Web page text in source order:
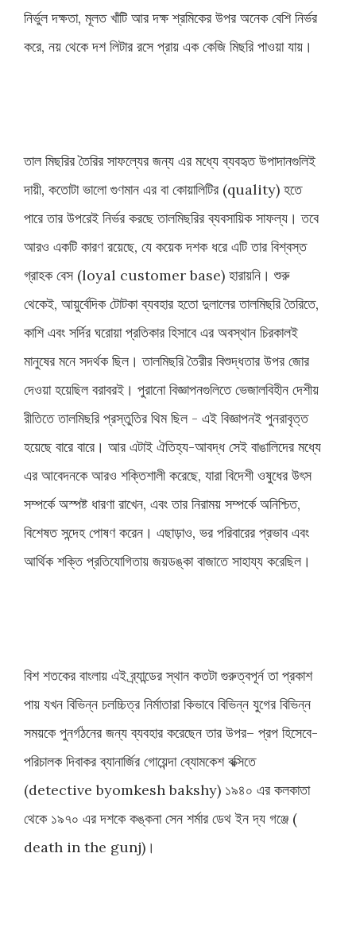
নির্ভুল দক্ষতা, মূলত খাঁটি আর দক্ষ শ্রমিকের উপর অনেক বেশি নির্ভর
করে, নয় থেকে দশ লিটার রসে প্রায় এক কেজি মিছরি পাওয়া যায়।
তাল মিছরির তৈরির সাফল্যের জন্য এর মধ্যে ব্যবহৃত উপাদানগুলিই
দায়ী, কতোটা ভালো গুণমান এর বা কোয়ালিটির (quality) হতে
পারে তার উপরেই নির্ভর করছে তালমিছরির ব্যবসায়িক সাফল্য। তবে
আরও একটি কারণ রয়েছে, যে কয়েক দশক ধরে এটি তার বিশ্বস্ত
গ্রাহক বেস (loyal customer base) হারায়নি। শুরু
থেকেই, আয়ুর্বেদিক টোটকা ব্যবহার হতো দুলালের তালমিছরি তৈরিতে,
কাশি এবং সর্দির ঘরোয়া প্রতিকার হিসাবে এর অবস্থান চিরকালই
মানুষের মনে সদর্থক ছিল। তালমিছরি তৈরীর বিশুদ্ধতার উপর জোর
দেওয়া হয়েছিল বরাবরই। পুরানো বিজ্ঞাপনগুলিতে ভেজালবিহীন দেশীয়
রীতিতে তালমিছরি প্রস্তুতির থিম ছিল - এই বিজ্ঞাপনই পুনরাবৃত্ত
হয়েছে বারে বারে। আর এটাই ঐতিহ্য-আবদ্ধ সেই বাঙালিদের মধ্যে
এর আবেদনকে আরও শক্তিশালী করেছে, যারা বিদেশী ওষুধের উৎস
সম্পর্কে অস্পষ্ট ধারণা রাখেন, এবং তার নিরাময় সম্পর্কে অনিশ্চিত,
বিশেষত সন্দেহ পোষণ করেন। এছাড়াও, ভর পরিবারের প্রভাব এবং
আর্থিক শক্তি প্রতিযোগিতায় জয়ডঙ্কা বাজাতে সাহায্য করেছিল।
বিশ শতকের বাংলায় এই ব্র্যান্ডের স্থান কতটা গুরুত্বপূর্ন তা প্রকাশ
পায় যখন বিভিন্ন চলচ্চিত্র নির্মাতারা কিভাবে বিভিন্ন যুগের বিভিন্ন
সময়কে পুনর্গঠনের জন্য ব্যবহার করেছেন তার উপর– প্রপ হিসেবে-
পরিচালক দিবাকর ব্যানার্জির গোয়েন্দা ব্যোমকেশ বক্সিতে
(detective byomkesh bakshy) ১৯৪০ এর কলকাতা
থেকে ১৯৭০ এর দশকে কঙ্কনা সেন শর্মার ডেথ ইন দ্য গঞ্জে (
death in the gunj)।